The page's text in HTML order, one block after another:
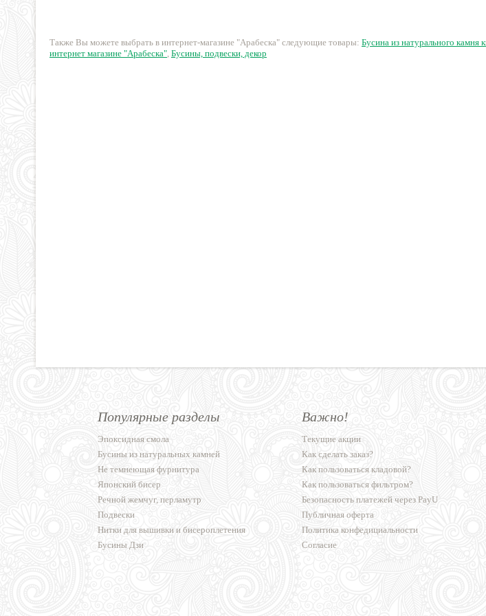
Также Вы можете выбрать в интернет-магазине "Арабеска" следующие товары: Бусина из натурального камня
интернет магазине "Арабеска", Бусины, подвески, декор
Популярные разделы
Эпоксидная смола
Бусины из натуральных камней
Не темнеющая фурнитура
Японский бисер
Речной жемчуг, перламутр
Подвески
Нитки для вышивки и бисероплетения
Бусины Дзи
Важно!
Текущие акции
Как сделать заказ?
Как пользоваться кладовой?
Как пользоваться фильтром?
Безопасность платежей через PayU
Публичная оферта
Политика конфедициальности
Согласие